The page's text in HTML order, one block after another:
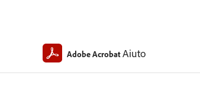
Adobe AcrobatAiuto
dispositivi mobili
Personalizza le esperienze PDF